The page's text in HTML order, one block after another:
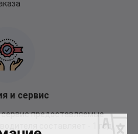
и сервис
предоставляемые
составляет - 1 год